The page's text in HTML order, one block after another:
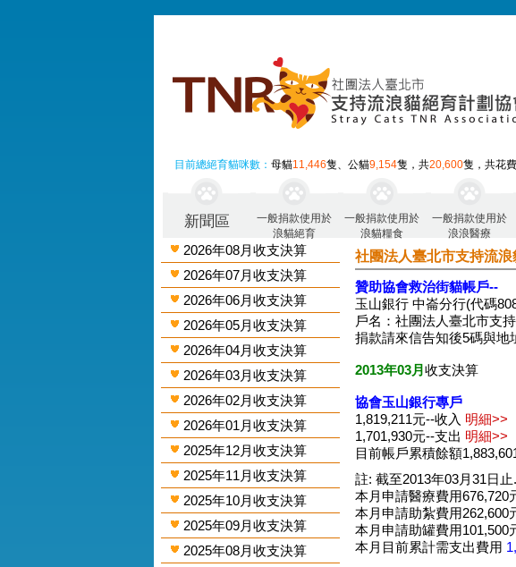
目前總絕育貓咪數： 母貓11,446隻、公貓9,154隻，共20,600隻，共花
新聞區
一般捐款使用於
浪貓絕育
一般捐款使用於
浪貓糧食
一般捐款使用於
浪浪醫療
2026年08月收支決算
2026年07月收支決算
2026年06月收支決算
2026年05月收支決算
2026年04月收支決算
2026年03月收支決算
2026年02月收支決算
2026年01月收支決算
2025年12月收支決算
2025年11月收支決算
2025年10月收支決算
2025年09月收支決算
2025年08月收支決算
社團法人臺北市支持流
贊助協會救治街貓帳戶--
玉山銀行 中崙分行(代碼
戶名：社團法人臺北市支
捐款請來信告知後5碼與地
2013年03月 收支決算
協會玉山銀行專戶
1,819,211元--收入 明細>>
1,701,930元--支出 明細>>
目前帳戶累積餘額
註: 截至2013年03月31日止.
本月申請醫療費用676,720
本月申請助紮費用262,600
本月申請助罐費用101,500
本月目前累計需支出費用